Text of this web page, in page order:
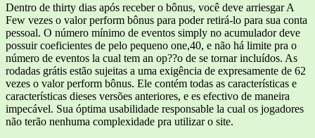
Dentro de thirty dias após receber o bônus, você deve arriesgar A
Few vezes o valor perform bônus para poder retirá-lo para sua conta
pessoal. O número mínimo de eventos simply no acumulador deve
possuir coeficientes de pelo pequeno one,40, e não há limite pra o
número de eventos la cual tem an op??o de se tornar incluídos. As
rodadas grátis estão sujeitas a uma exigência de expresamente de 62
vezes o valor perform bônus. Ele contém todas as características e
características dieses versões anteriores, e es efectivo de maneira
impecável. Sua óptima usabilidade responsable la cual os jogadores
não terão nenhuma complexidade pra utilizar o site.